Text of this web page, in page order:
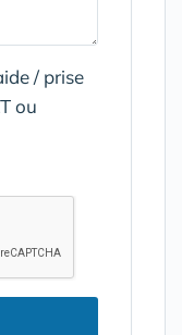
/ prise
ou